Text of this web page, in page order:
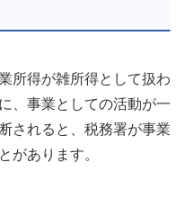
所得が雑所得として扱わ
、事業としての活動が一
されると、税務署が事業
があります。